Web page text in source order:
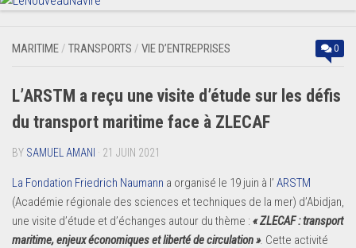
MARITIME / TRANSPORTS / VIE D’ENTREPRISES 0
L’ARSTM a reçu une visite d’étude sur les défis
du transport maritime face à ZLECAF
BY SAMUEL AMANI · 21 JUIN 2021
La Fondation Friedrich Naumann a organisé le 19 juin à l’ ARSTM
(Académie régionale des sciences et techniques de la mer) d’Abidjan,
une visite d’étude et d’échanges autour du thème : « ZLECAF : transport
maritime, enjeux économiques et liberté de circulation ». Cette activité